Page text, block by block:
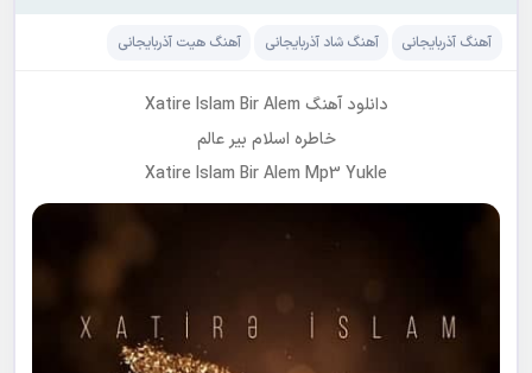
آهنگ آذربایجانی آهنگ شاد آذربایجانی آهنگ هیت آذربایجانی
دانلود آهنگ Xatire Islam Bir Alem
خاطره اسلام بیر عالم
Xatire Islam Bir Alem Mp3 Yukle